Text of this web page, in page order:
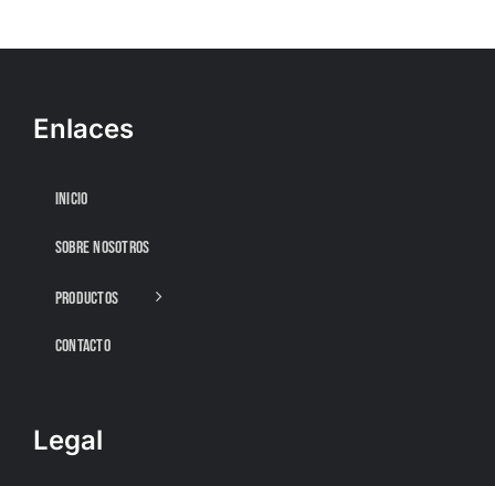
Enlaces
INICIO
SOBRE NOSOTROS
PRODUCTOS
CONTACTO
Legal